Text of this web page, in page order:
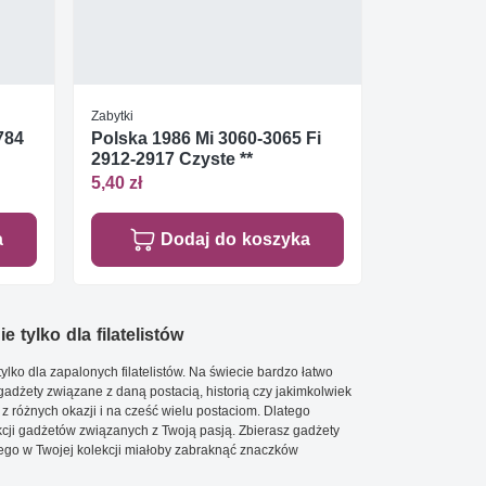
Zabytki
Polska 1986 Mi 3060-3065 Fi
2912-2917 Czyste **
5,40 zł
Dodaj do koszyka
tylko dla filatelistów
dla zapalonych filatelistów. Na świecie bardzo łatwo
związane z daną postacią, historią czy jakimkolwiek
różnych okazji i na cześć wielu postaciom. Dlatego
gadżetów związanych z Twoją pasją. Zbierasz gadżety
w Twojej kolekcji miałoby zabraknąć znaczków